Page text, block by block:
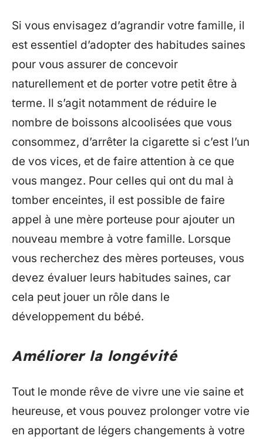
Si vous envisagez d’agrandir votre famille, il
est essentiel d’adopter des habitudes saines
pour vous assurer de concevoir
naturellement et de porter votre petit être à
terme. Il s’agit notamment de réduire le
nombre de boissons alcoolisées que vous
consommez, d’arrêter la cigarette si c’est l’un
de vos vices, et de faire attention à ce que
vous mangez. Pour celles qui ont du mal à
tomber enceintes, il est possible de faire
appel à une mère porteuse pour ajouter un
nouveau membre à votre famille. Lorsque
vous recherchez des mères porteuses, vous
devez évaluer leurs habitudes saines, car
cela peut jouer un rôle dans le
développement du bébé.
Améliorer la longévité
Tout le monde rêve de vivre une vie saine et
heureuse, et vous pouvez prolonger votre vie
en apportant de légers changements à votre